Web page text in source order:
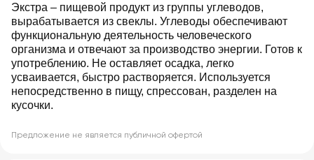
Экстра – пищевой продукт из группы углеводов,
вырабатывается из свеклы. Углеводы обеспечивают
функциональную деятельность человеческого
организма и отвечают за производство энергии. Готов к
употреблению. Не оставляет осадка, легко
усваивается, быстро растворяется. Используется
непосредственно в пищу, спрессован, разделен на
кусочки.
Предложение не является публичной офертой